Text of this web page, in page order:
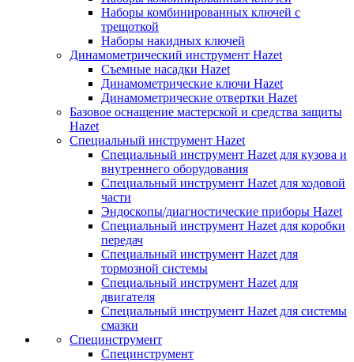
Наборы комбинированных ключей с
трещоткой
Наборы накидных ключей
Динамометрический инструмент Hazet
Съемные насадки Hazet
Динамометрические ключи Hazet
Динамометрические отвертки Hazet
Базовое оснащение мастерской и средства защиты
Hazet
Специальный инструмент Hazet
Специальный инструмент Hazet для кузова и
внутреннего оборудования
Специальный инструмент Hazet для ходовой
части
Эндоскопы/диагностические приборы Hazet
Специальный инструмент Hazet для коробки
передач
Специальный инструмент Hazet для
тормозной системы
Специальный инструмент Hazet для
двигателя
Специальный инструмент Hazet для системы
смазки
Специнструмент
Специнструмент